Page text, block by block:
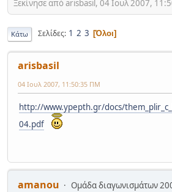
Ξεκίνησε από arisbasil, 04 Ιουλ 2007,
Κάτω Σελίδες 1 2 3 Όλοι
arisbasil
04 Ιουλ 2007, 11:50:35 ΠΜ
http://www.ypepth.gr/docs/
04.pdf
amanou
Ομάδα διαγωνισμάτων